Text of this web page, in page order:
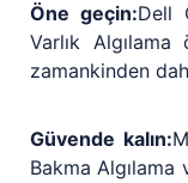
Öne geçin:Dell
Varlık
zamankinden
Güvende kalın:
Bakma Algılama